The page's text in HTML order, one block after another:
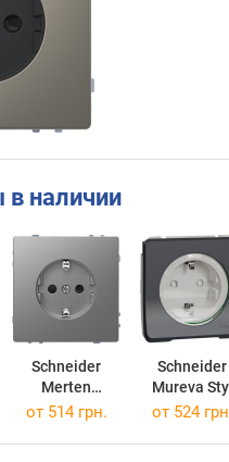
наличии
Schneider
Merten
MTN2301-6036
Schneider
Mureva
MUR36134
от 514 грн. от 524